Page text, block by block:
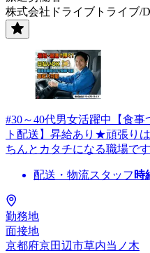
株式会社ドライブトライブ/
#30～40代男女活躍中【食
ト配送】昇給あり★頑張り
ちんとカタチになる職場です
配送・物流スタッフ 時
勤務地
面接地
京都府京田辺市草内当ノ木